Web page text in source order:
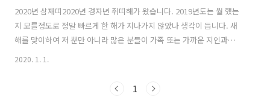
2020년 삼재띠2020년 경자년 쥐띠해가 왔습니다. 2019년도는 뭘 했는
지 모를정도로 정말 빠르게 한 해가 지나가지 않았나 생각이 듭니다. 새
해를 맞이하여 저 뿐만 아니라 많은 분들이 가족 또는 가까운 지인과
2020년 새해 인사를 주고받았을 텐데요. 2020년에는 무슨일이 일어날
계시나요? 저는 꾸러기수비대 만화를 즐겨봤음에도 불구하고 여전히 띠
2020. 1. 1.
1